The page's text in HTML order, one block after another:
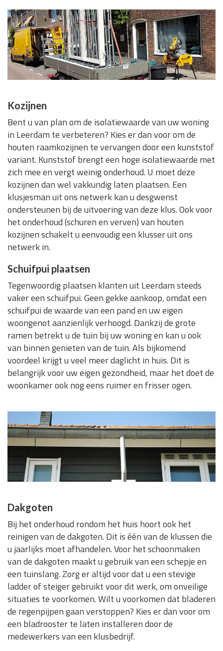
Kozijnen
Bent u van plan om de isolatiewaarde van uw woning
in Leerdam te verbeteren? Kies er dan voor om de
houten raamkozijnen te vervangen door een kunststof
variant. Kunststof brengt een hoge isolatiewaarde met
zich mee en vergt weinig onderhoud. U moet deze
kozijnen dan wel vakkundig laten plaatsen. Een
klusjesman uit ons netwerk kan u desgwenst
ondersteunen bij de uitvoering van deze klus. Ook voor
het onderhoud (schuren en verven) van houten
kozijnen schakelt u eenvoudig een klusser uit ons
netwerk in.
Schuifpui plaatsen
Tegenwoordig plaatsen klanten uit Leerdam steeds
vaker een schuifpui. Geen gekke aankoop, omdat een
schuifpui de waarde van een pand en uw eigen
woongenot aanzienlijk verhoogd. Dankzij de grote
ramen betrekt u de tuin bij uw woning en kan u ook
van binnen genieten van de tuin. Als bijkomend
voordeel krijgt u veel meer daglicht in huis. Dit is
belangrijk voor uw eigen gezondheid, maar het doet de
woonkamer ook nog eens ruimer en frisser ogen.
Dakgoten
Bij het onderhoud rondom het huis hoort ook het
reinigen van de dakgoten. Dit is één van de klussen die
u jaarlijks moet afhandelen. Voor het schoonmaken
van de dakgoten maakt u gebruik van een schepje en
een tuinslang. Zorg er altijd voor dat u een stevige
ladder of steiger gebruikt voor dit werk, om onveilige
situaties te voorkomen. Wilt u voorkomen dat bladeren
de regenpijpen gaan verstoppen? Kies er dan voor om
een bladrooster te laten installeren door de
medewerkers van een klusbedrijf.